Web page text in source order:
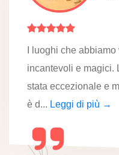
I luoghi che
incantevoli e magici.
stata eccezionale e
è d... Leggi di più →